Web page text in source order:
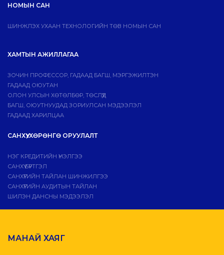
НОМЫН САН
ШИНЖЛЭХ УХААН ТЕХНОЛОГИЙН ТӨВ НОМЫН САН
ХАМТЫН АЖИЛЛАГАА
ЗОЧИН ПРОФЕССОР, ГАДААД БАГШ, МЭРГЭЖИЛТЭН
ГАДААД ОЮУТАН
ОЛОН УЛСЫН ХӨТӨЛБӨР, ТӨСЛҮҮД
БАГШ, ОЮУТНУУДАД ЗОРИУЛСАН МЭДЭЭЛЭЛ
ГАДААД ХАРИЛЦАА
САНХҮҮ, ХӨРӨНГӨ ОРУУЛАЛТ
НЭГ КРЕДИТИЙН ҮНЭЛГЭЭ
САНХҮҮ БҮРТГЭЛ
САНХҮҮГИЙН ТАЙЛАН ШИНЖИЛГЭЭ
САНХҮҮГИЙН АУДИТЫН ТАЙЛАН
ШИЛЭН ДАНСНЫ МЭДЭЭЛЭЛ
МАНАЙ ХАЯГ